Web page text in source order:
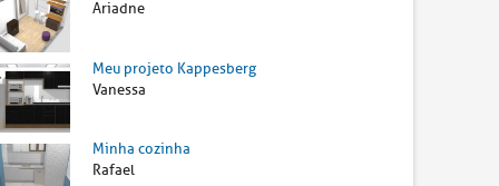
Ariadne
Meu projeto Kappesberg
Vanessa
Minha cozinha
Rafael